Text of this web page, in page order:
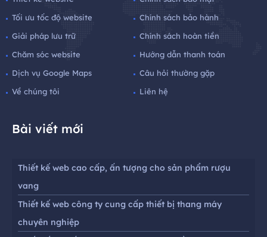
Tối ưu tốc độ website
Giải pháp lưu trữ
Chăm sóc website
Dịch vụ Google Maps
Về chúng tôi
Chính sách bảo hành
Chính sách hoàn tiền
Hướng dẫn thanh toán
Câu hỏi thường gặp
Liên hệ
Bài viết mới
Thiết kế web cao cấp, ấn tượng cho sản phẩm rượu
vang
Thiết kế web công ty cung cấp thiết bị thang máy
chuyên nghiệp